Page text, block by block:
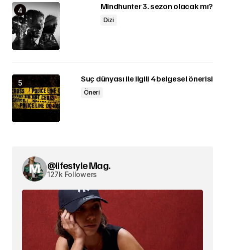
Mindhunter 3. sezon olacak mı?
Dizi
Suç dünyası ile ilgili 4 belgesel önerisi
Öneri
@lifestyle Mag.
127k Followers